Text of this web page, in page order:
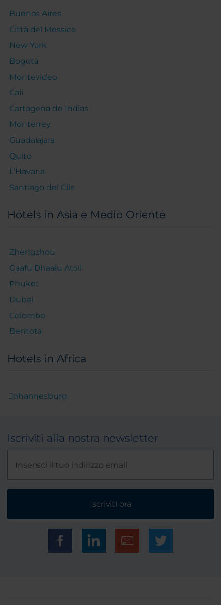
Buenos Aires
Città del Messico
New York
Bogotá
Montevideo
Cali
Cartagena de Indias
Monterrey
Guadalajara
Quito
L'Havana
Santiago del Cile
Hotels in Asia e Medio Oriente
Zhengzhou
Gaafu Dhaalu Atoll
Phuket
Dubai
Colombo
Bentota
Hotels in Africa
Johannesburg
Iscriviti alla nostra newsletter
Iscriviti ora